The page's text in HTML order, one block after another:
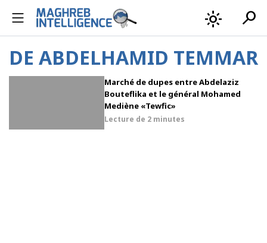
light_mode search
DE ABDELHAMID TEMMAR
Marché de dupes entre Abdelaziz
Bouteflika et le général Mohamed
Mediène «Tewfic»
Lecture de 2 minutes